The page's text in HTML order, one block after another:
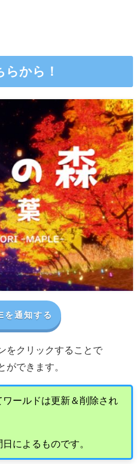
らから！
を通知する
をクリックすることで
ができます。
ールドは更新＆削除され
によるものです。